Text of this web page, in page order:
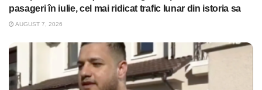
pasageri în iulie, cel mai ridicat trafic lunar din istoria sa
AUGUST 7, 2026